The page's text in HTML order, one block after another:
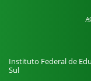
Instituto Federal de
Sul